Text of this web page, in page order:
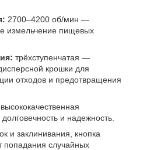
2700–4200 об/мин —
измельчение пищевых
трёхступенчатая —
крошки для
отходов и предотвращения
высококачественная
и надежность.
и заклинивания, кнопка
попадания случайных